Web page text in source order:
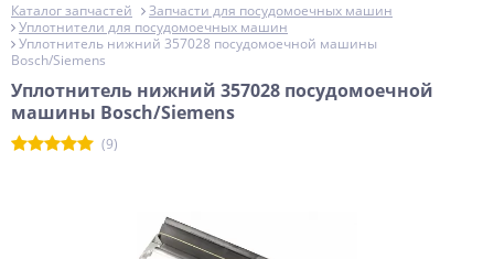
Каталог запчастей
Запчасти для посудомоечных машин
Уплотнители для посудомоечных машин
Уплотнитель нижний 357028 посудомоечной машины
Bosch/Siemens
Уплотнитель нижний 357028 посудомоечной
машины Bosch/Siemens
(9)